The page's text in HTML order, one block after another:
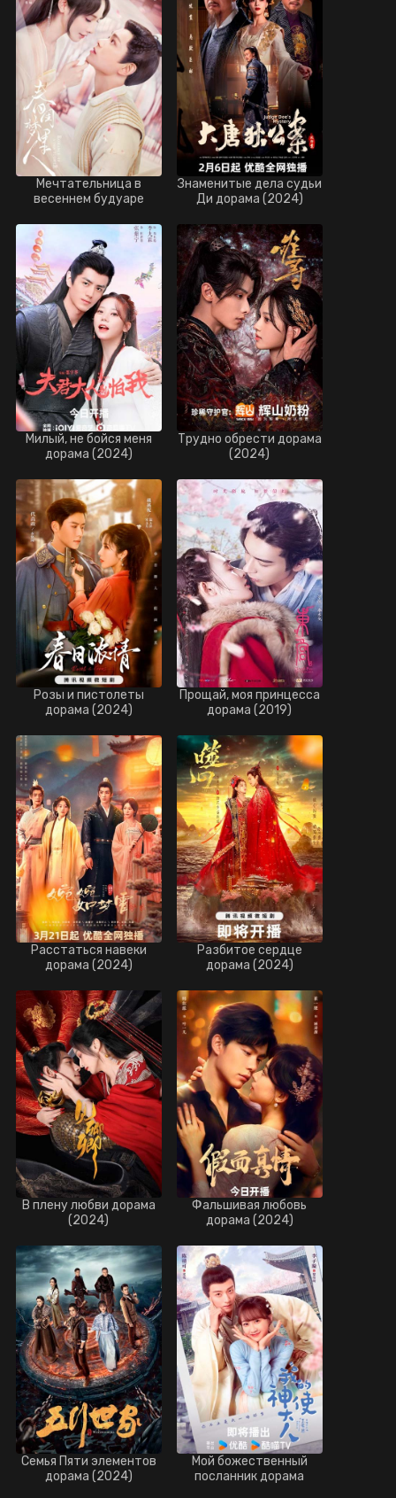
Мечтательница в
весеннем будуаре
Знаменитые дела судьи
Ди дорама (2024)
Милый, не бойся меня
дорама (2024)
Трудно обрести дорама
(2024)
Розы и пистолеты
дорама (2024)
Прощай, моя принцесса
дорама (2019)
Расстаться навеки
дорама (2024)
Разбитое сердце
дорама (2024)
В плену любви дорама
(2024)
Фальшивая любовь
дорама (2024)
Семья Пяти элементов
дорама (2024)
Мой божественный
посланник дорама